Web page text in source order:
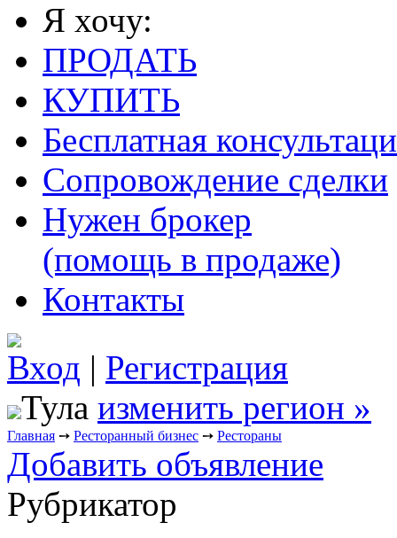
Я хочу:
ПРОДАТЬ
КУПИТЬ
Бесплатная
Сопровождение сделки
Нужен брокер
(помощь в продаже)
Контакты
Вход | Регистрация
Тула изменить регион »
Главная ➙ Ресторанный бизнес ➙ Рестораны
Добавить объявление
Рубрикатор